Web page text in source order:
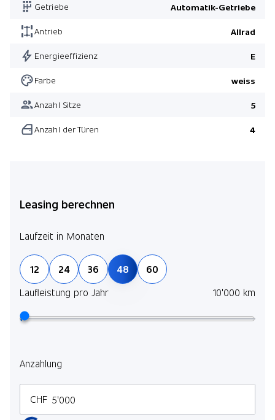
Pack Advantage
Getriebe Automatik-Getriebe
Antrieb Allrad
Energieeffizienz E
Farbe weiss
Anzahl Sitze 5
Anzahl der Türen 4
Leasing berechnen
Laufzeit in Monaten
12 24 36 48
60
Laufleistung pro Jahr
10'000 km
Anzahlung
CHF